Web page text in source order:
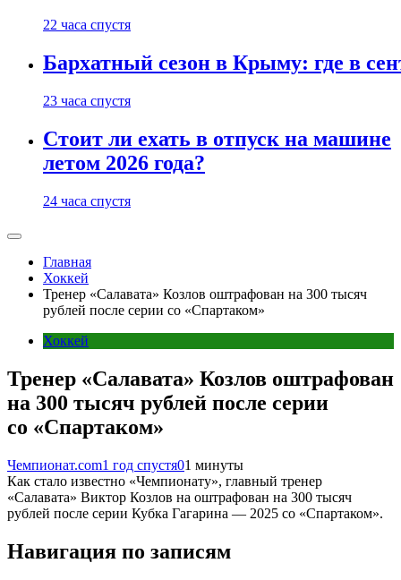
22 часа спустя
Бархатный сезон в Крыму: где в
23 часа спустя
Стоит ли ехать в отпуск на машине
летом 2026 года?
24 часа спустя
Главная
Хоккей
Тренер «Салавата» Козлов оштрафован на 300 тысяч
рублей после серии со «Спартаком»
Хоккей
Тренер «Салавата» Козлов оштрафован
на 300 тысяч рублей после серии
со «Спартаком»
Чемпионат.com1 год спустя01 минуты
Как стало известно «Чемпионату», главный тренер
«Салавата» Виктор Козлов на оштрафован на 300 тысяч
рублей после серии Кубка Гагарина — 2025 со «Спартаком».
Навигация по записям